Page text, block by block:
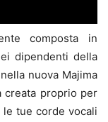
composta in
dipendenti della
nuova Majima
creata proprio per
le tue corde vocali